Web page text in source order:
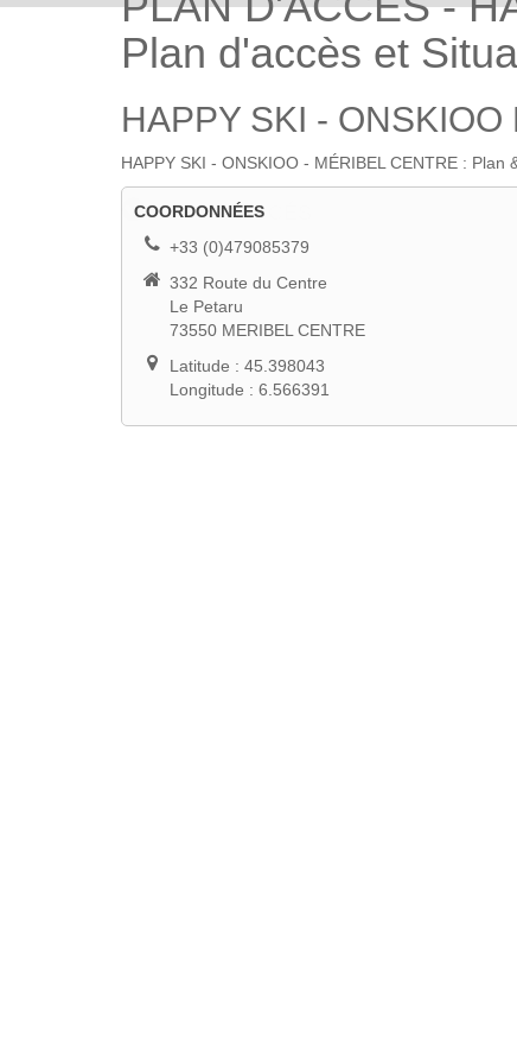
Plan d'accès et
HAPPY SKI -
HAPPY SKI - ONSKIOO - MÉRIBEL CENTRE :
PLAN D'ACCÉS
COORDONNÉES
+33 (0)479085379
332 Route du Centre
Le Petaru
73550 MERIBEL CENTRE
Latitude : 45.398043
Longitude : 6.566391